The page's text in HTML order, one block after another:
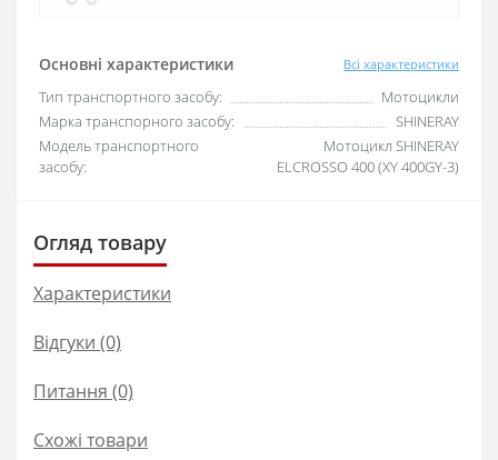
Основні характеристики Всі характеристики
Тип транспортного засобу:
Мотоцикли
Марка транспорного засобу:
SHINERAY
Модель транспортного
засобу:
Мотоцикл SHINERAY
ELCROSSO 400 (XY 400GY-3)
Огляд товару
Характеристики
Відгуки (0)
Питання (0)
Схожі товари